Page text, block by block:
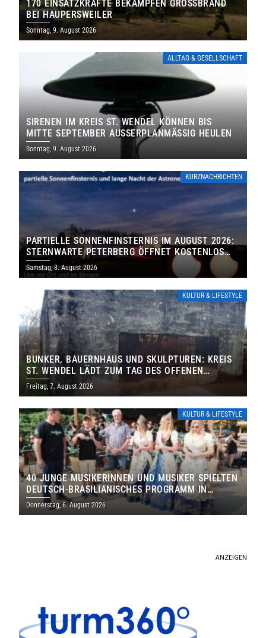
170 EINSATZKRÄFTE BEKÄMPFEN GROSSBRAND B
EI HAUPERSWEILER
Sonntag, 9. August 2026
ALLTAG & GESELLSCHAFT
SIRENEN IM KREIS ST. WENDEL KÖNNEN BIS
MITTE SEPTEMBER AUSSERPLANMÄSSIG HEULEN
Sonntag, 9. August 2026
KURZNACHRICHTEN
PARTIELLE SONNENFINSTERNIS IM AUGUST 2026:
STERNWARTE PETERBERG ÖFFNET KOSTENLOS
IHRE TORE
Samstag, 8. August 2026
KULTUR & LIFESTYLE
BUNKER, BAUERNHAUS UND SKULPTUREN: KREIS
ST. WENDEL LÄDT ZUM TAG DES OFFENEN
DENKMALS EIN
Freitag, 7. August 2026
KULTUR & LIFESTYLE
40 JUNGE MUSIKERINNEN UND MUSIKER SPIELTEN
DEUTSCH-BRASILIANISCHES PROGRAMM IN
THOLEY
Donnerstag, 6. August 2026
ANZEIGEN